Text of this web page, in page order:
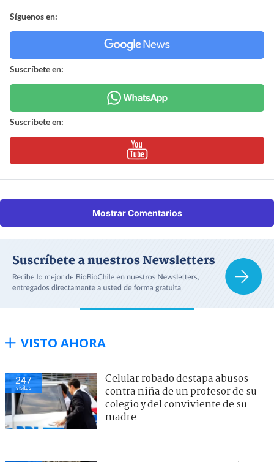
Síguenos en:
Suscríbete en:
Suscríbete en:
Mostrar Comentarios
VISTO AHORA
247
visitas
Celular robado destapa abusos
contra niña de un profesor de su
colegio y del conviviente de su
madre